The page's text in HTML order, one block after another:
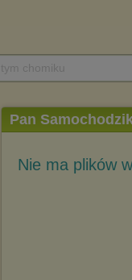
Pan
Nie ma plików